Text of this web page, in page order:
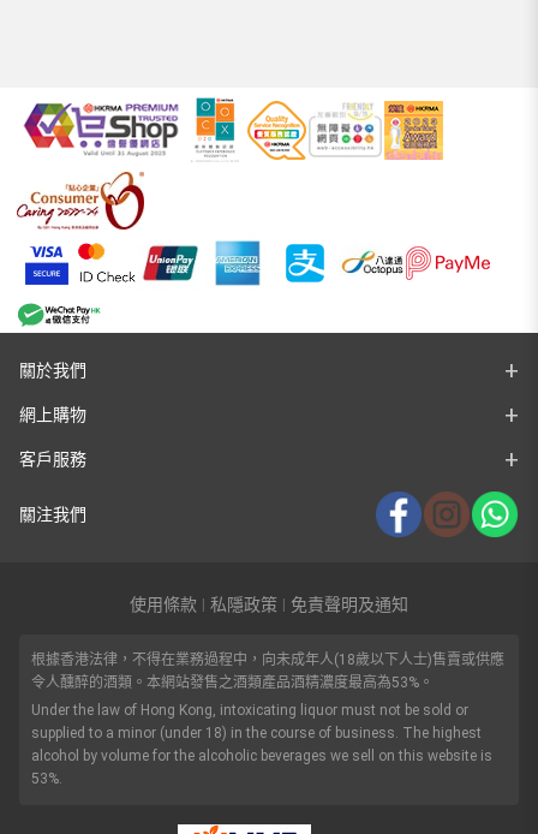
關於我們
網上購物
客戶服務
關注我們
使用條款 | 私隱政策 | 免責聲明及通知
根據香港法律，不得在業務過程中，向未成年人(18歲以下人士)售賣或供應
令人醺醉的酒類。本網站發售之酒類產品酒精濃度最高為53%。
Under the law of Hong Kong, intoxicating liquor must not be sold or
supplied to a minor (under 18) in the course of business. The highest
alcohol by volume for the alcoholic beverages we sell on this website is
53%.